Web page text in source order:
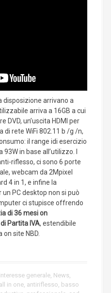
disposizione arrivano a
arriva a 16GB a cui
DVD, un’uscita HDMI per
di rete WiFi 802.11 b /g /n,
il range idi esercizio
in base all’utilizzo. I
riflesso, ci sono 6 porte
webcam da 2Mpixel
4 in 1, e infine la
PC desktop non si può
ci stupisce offrendo
di 36 mesi on
Partita IVA, estendibile
site NBD.
interesse generale, News,
all in one, antiriflesso, basso